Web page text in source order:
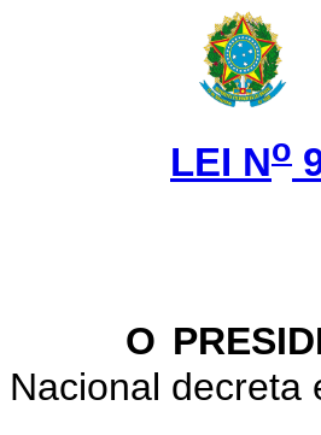
LEI No
O
Nacional decreta